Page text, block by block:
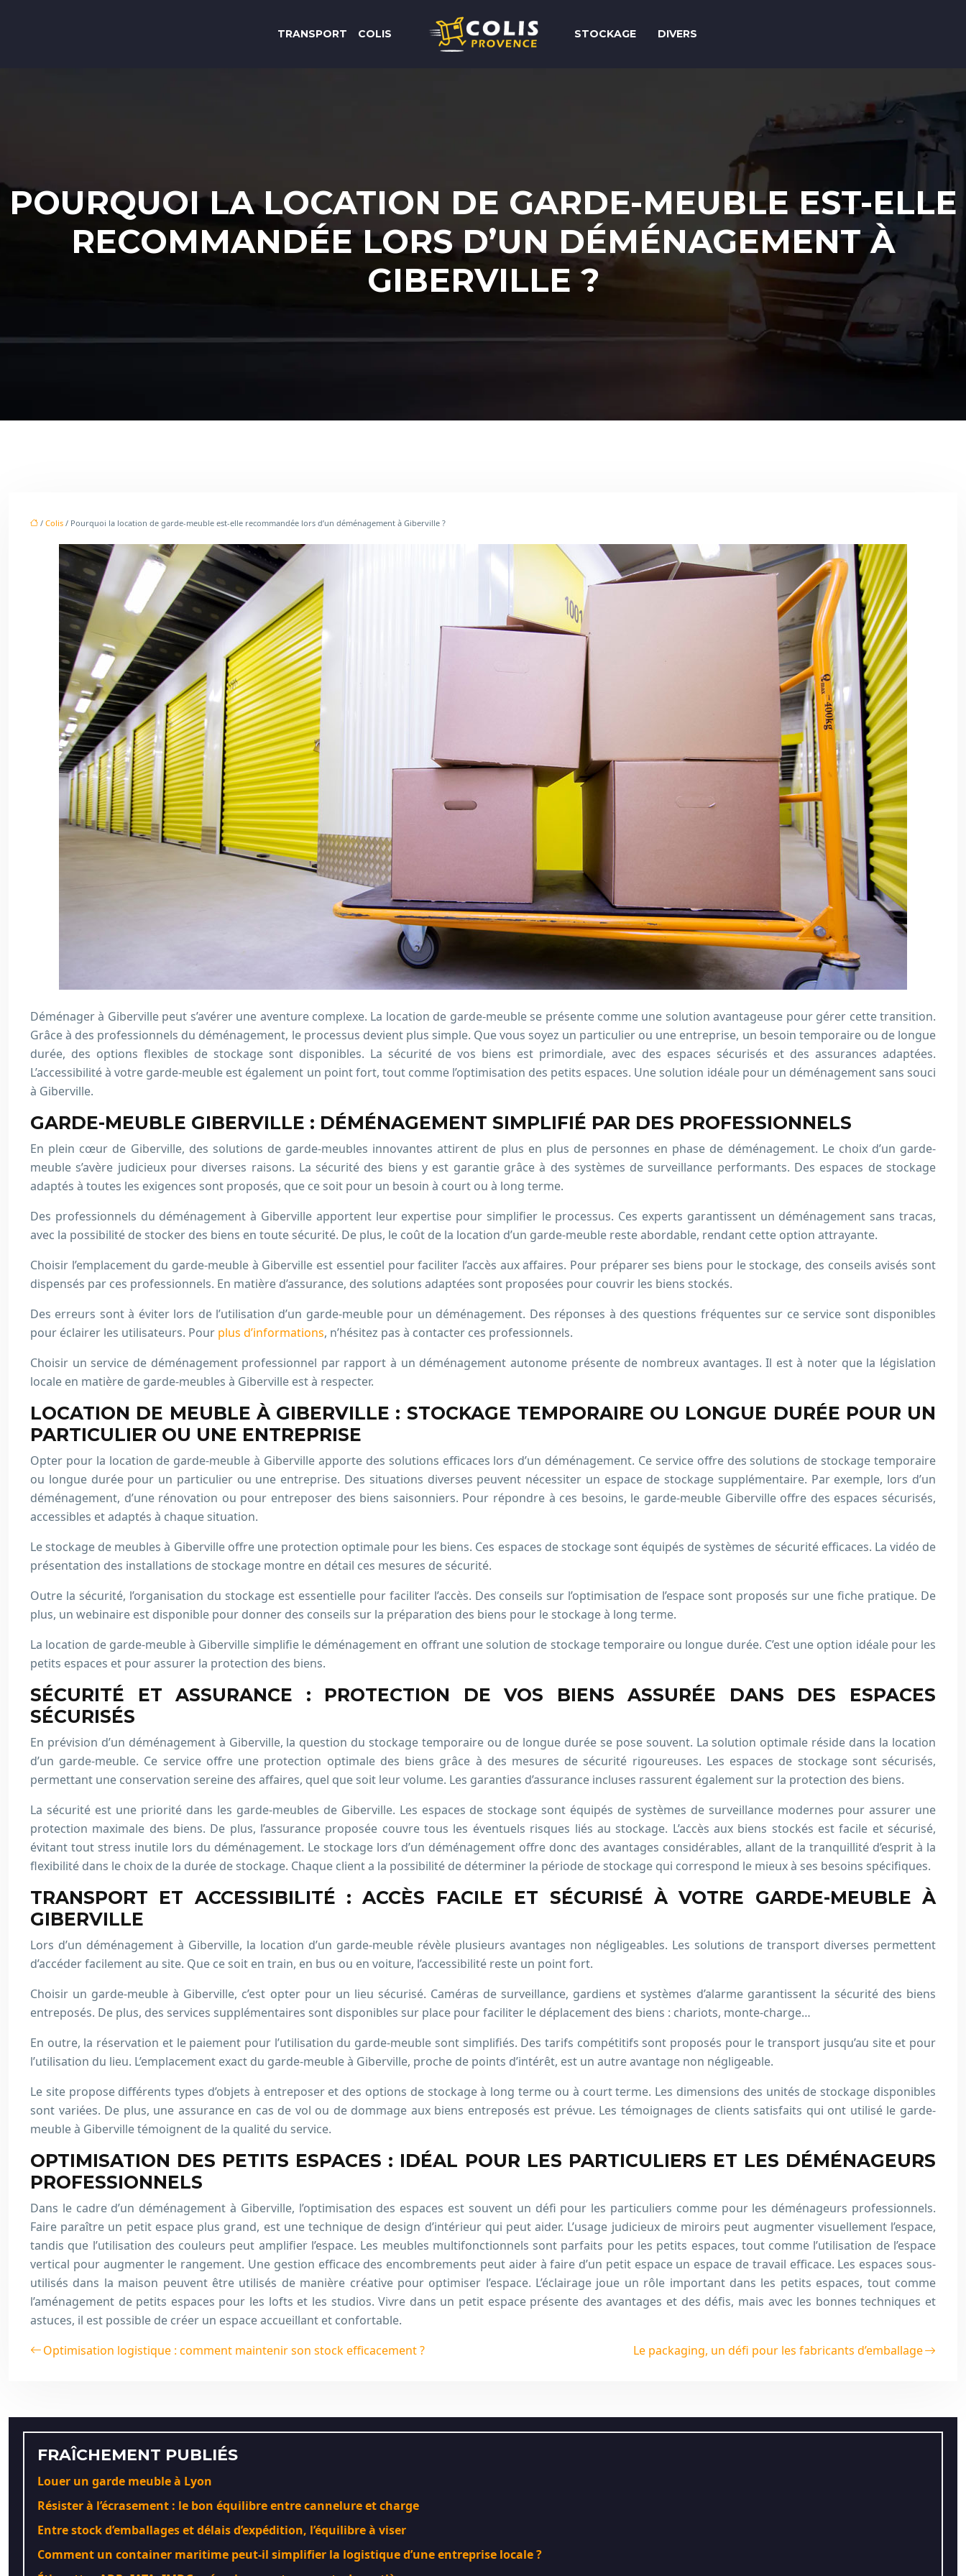
COLIS
TRANSPORT STOCKAGE DIVERS
POURQUOI LA LOCATION DE GARDE-MEUBLE EST-ELLE
RECOMMANDÉE LORS D’UN DÉMÉNAGEMENT À
GIBERVILLE ?
/ Colis / Pourquoi la location de garde-meuble est-elle recommandée lors d’un déménagement à Giberville ?
Déménager à Giberville peut s’avérer une aventure complexe. La location de garde-meuble se présente comme une solution avantageuse pour gérer cette transition.
Grâce à des professionnels du déménagement, le processus devient plus simple. Que vous soyez un particulier ou une entreprise, un besoin temporaire ou de longue
durée, des options flexibles de stockage sont disponibles. La sécurité de vos biens est primordiale, avec des espaces sécurisés et des assurances adaptées.
L’accessibilité à votre garde-meuble est également un point fort, tout comme l’optimisation des petits espaces. Une solution idéale pour un déménagement sans souci
à Giberville.
GARDE-MEUBLE GIBERVILLE : DÉMÉNAGEMENT SIMPLIFIÉ PAR DES PROFESSIONNELS
En plein cœur de Giberville, des solutions de garde-meubles innovantes attirent de plus en plus de personnes en phase de déménagement. Le choix d’un garde-
meuble s’avère judicieux pour diverses raisons. La sécurité des biens y est garantie grâce à des systèmes de surveillance performants. Des espaces de stockage
adaptés à toutes les exigences sont proposés, que ce soit pour un besoin à court ou à long terme.
Des professionnels du déménagement à Giberville apportent leur expertise pour simplifier le processus. Ces experts garantissent un déménagement sans tracas,
avec la possibilité de stocker des biens en toute sécurité. De plus, le coût de la location d’un garde-meuble reste abordable, rendant cette option attrayante.
Choisir l’emplacement du garde-meuble à Giberville est essentiel pour faciliter l’accès aux affaires. Pour préparer ses biens pour le stockage, des conseils avisés sont
dispensés par ces professionnels. En matière d’assurance, des solutions adaptées sont proposées pour couvrir les biens stockés.
Des erreurs sont à éviter lors de l’utilisation d’un garde-meuble pour un déménagement. Des réponses à des questions fréquentes sur ce service sont disponibles
pour éclairer les utilisateurs. Pour plus d’informations, n’hésitez pas à contacter ces professionnels.
Choisir un service de déménagement professionnel par rapport à un déménagement autonome présente de nombreux avantages. Il est à noter que la législation
locale en matière de garde-meubles à Giberville est à respecter.
LOCATION DE MEUBLE À GIBERVILLE : STOCKAGE TEMPORAIRE OU LONGUE DURÉE POUR UN
PARTICULIER OU UNE ENTREPRISE
Opter pour la location de garde-meuble à Giberville apporte des solutions efficaces lors d’un déménagement. Ce service offre des solutions de stockage temporaire
ou longue durée pour un particulier ou une entreprise. Des situations diverses peuvent nécessiter un espace de stockage supplémentaire. Par exemple, lors d’un
déménagement, d’une rénovation ou pour entreposer des biens saisonniers. Pour répondre à ces besoins, le garde-meuble Giberville offre des espaces sécurisés,
accessibles et adaptés à chaque situation.
Le stockage de meubles à Giberville offre une protection optimale pour les biens. Ces espaces de stockage sont équipés de systèmes de sécurité efficaces. La vidéo de
présentation des installations de stockage montre en détail ces mesures de sécurité.
Outre la sécurité, l’organisation du stockage est essentielle pour faciliter l’accès. Des conseils sur l’optimisation de l’espace sont proposés sur une fiche pratique. De
plus, un webinaire est disponible pour donner des conseils sur la préparation des biens pour le stockage à long terme.
La location de garde-meuble à Giberville simplifie le déménagement en offrant une solution de stockage temporaire ou longue durée. C’est une option idéale pour les
petits espaces et pour assurer la protection des biens.
SÉCURITÉ ET ASSURANCE : PROTECTION DE VOS BIENS ASSURÉE DANS DES ESPACES
SÉCURISÉS
En prévision d’un déménagement à Giberville, la question du stockage temporaire ou de longue durée se pose souvent. La solution optimale réside dans la location
d’un garde-meuble. Ce service offre une protection optimale des biens grâce à des mesures de sécurité rigoureuses. Les espaces de stockage sont sécurisés,
permettant une conservation sereine des affaires, quel que soit leur volume. Les garanties d’assurance incluses rassurent également sur la protection des biens.
La sécurité est une priorité dans les garde-meubles de Giberville. Les espaces de stockage sont équipés de systèmes de surveillance modernes pour assurer une
protection maximale des biens. De plus, l’assurance proposée couvre tous les éventuels risques liés au stockage. L’accès aux biens stockés est facile et sécurisé,
évitant tout stress inutile lors du déménagement. Le stockage lors d’un déménagement offre donc des avantages considérables, allant de la tranquillité d’esprit à la
flexibilité dans le choix de la durée de stockage. Chaque client a la possibilité de déterminer la période de stockage qui correspond le mieux à ses besoins spécifiques.
TRANSPORT ET ACCESSIBILITÉ : ACCÈS FACILE ET SÉCURISÉ À VOTRE GARDE-MEUBLE À
GIBERVILLE
Lors d’un déménagement à Giberville, la location d’un garde-meuble révèle plusieurs avantages non négligeables. Les solutions de transport diverses permettent
d’accéder facilement au site. Que ce soit en train, en bus ou en voiture, l’accessibilité reste un point fort.
Choisir un garde-meuble à Giberville, c’est opter pour un lieu sécurisé. Caméras de surveillance, gardiens et systèmes d’alarme garantissent la sécurité des biens
entreposés. De plus, des services supplémentaires sont disponibles sur place pour faciliter le déplacement des biens : chariots, monte-charge…
En outre, la réservation et le paiement pour l’utilisation du garde-meuble sont simplifiés. Des tarifs compétitifs sont proposés pour le transport jusqu’au site et pour
l’utilisation du lieu. L’emplacement exact du garde-meuble à Giberville, proche de points d’intérêt, est un autre avantage non négligeable.
Le site propose différents types d’objets à entreposer et des options de stockage à long terme ou à court terme. Les dimensions des unités de stockage disponibles
sont variées. De plus, une assurance en cas de vol ou de dommage aux biens entreposés est prévue. Les témoignages de clients satisfaits qui ont utilisé le garde-
meuble à Giberville témoignent de la qualité du service.
OPTIMISATION DES PETITS ESPACES : IDÉAL POUR LES PARTICULIERS ET LES DÉMÉNAGEURS
PROFESSIONNELS
Dans le cadre d’un déménagement à Giberville, l’optimisation des espaces est souvent un défi pour les particuliers comme pour les déménageurs professionnels.
Faire paraître un petit espace plus grand, est une technique de design d’intérieur qui peut aider. L’usage judicieux de miroirs peut augmenter visuellement l’espace,
tandis que l’utilisation des couleurs peut amplifier l’espace. Les meubles multifonctionnels sont parfaits pour les petits espaces, tout comme l’utilisation de l’espace
vertical pour augmenter le rangement. Une gestion efficace des encombrements peut aider à faire d’un petit espace un espace de travail efficace. Les espaces sous-
utilisés dans la maison peuvent être utilisés de manière créative pour optimiser l’espace. L’éclairage joue un rôle important dans les petits espaces, tout comme
l’aménagement de petits espaces pour les lofts et les studios. Vivre dans un petit espace présente des avantages et des défis, mais avec les bonnes techniques et
astuces, il est possible de créer un espace accueillant et confortable.
Optimisation logistique : comment maintenir son stock efficacement ?
Le packaging, un défi pour les fabricants d’emballage
FRAÎCHEMENT PUBLIÉS
Louer un garde meuble à Lyon
Résister à l’écrasement : le bon équilibre entre cannelure et charge
Entre stock d’emballages et délais d’expédition, l’équilibre à viser
Comment un container maritime peut-il simplifier la logistique d’une entreprise locale ?